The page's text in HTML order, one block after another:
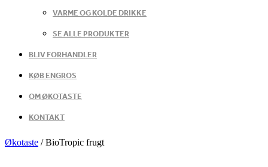
VARME OG KOLDE DRIKKE
SE ALLE PRODUKTER
BLIV FORHANDLER
KØB ENGROS
OM ØKOTASTE
KONTAKT
Økotaste /BioTropic frugt